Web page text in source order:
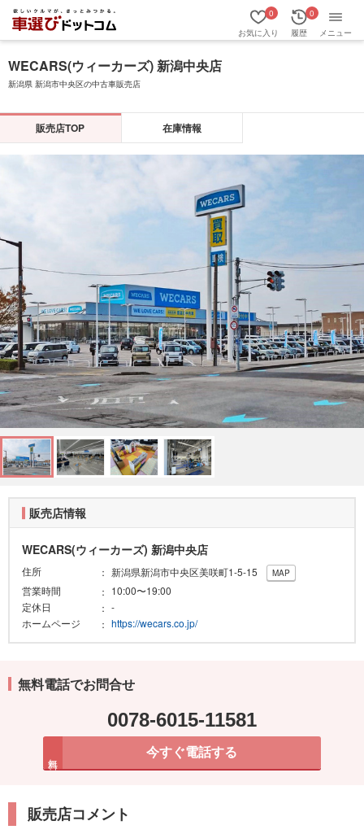
お気に入り
0
履歴
0
メニュー
WECARS(ウィーカーズ) 新潟中央店
新潟県 新潟市中央区の中古車販売店
販売店TOP 在庫情報
販売店情報
WECARS(ウィーカーズ) 新潟中央店
住所 新潟県新潟市中央区美咲町1-5-15 MAP
営業時間
10:00〜19:00
定休日
-
ホームページ
https://wecars.co.jp/
無料電話でお問合せ
0078-6015-11581
今すぐ電話する
販売店コメント